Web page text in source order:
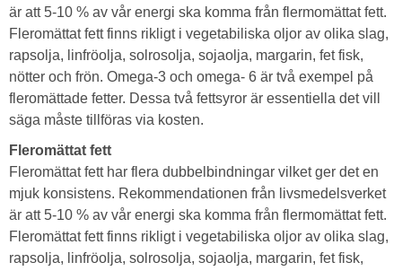
är att 5-10 % av vår energi ska komma från flermomättat fett.
Fleromättat fett finns rikligt i vegetabiliska oljor av olika slag,
rapsolja, linfröolja, solrosolja, sojaolja, margarin, fet fisk,
nötter och frön. Omega-3 och omega- 6 är två exempel på
fleromättade fetter. Dessa två fettsyror är essentiella det vill
säga måste tillföras via kosten.
Fleromättat fett
Fleromättat fett har flera dubbelbindningar vilket ger det en
mjuk konsistens. Rekommendationen från livsmedelsverket
är att 5-10 % av vår energi ska komma från flermomättat fett.
Fleromättat fett finns rikligt i vegetabiliska oljor av olika slag,
rapsolja, linfröolja, solrosolja, sojaolja, margarin, fet fisk,